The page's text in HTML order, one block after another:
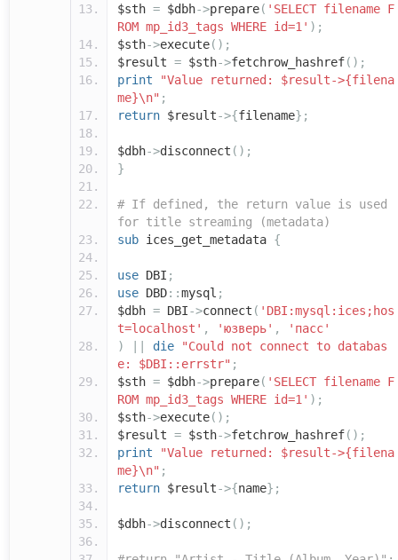
$sth = $dbh->prepare( 'SELECT filename F
ROM mp_id3_tags WHERE id=1' );
$sth->execute();
$result = $sth->fetchrow_hashref();
print
"Value returned: $result->{filena
me}\n" ;
return $result->{filename};
$dbh->disconnect ();
}
# If defined, the return value is used
for title streaming (metadata)
sub ices_get_metadata {
use DBI ;
use DBD::mysql ;
$dbh = DBI->connect ( 'DBI:mysql:ices;hos
t=localhost' , 'юзверь' ,
'пасс'
)
die
"Could not connect to databas
e: $DBI::errstr" ;
$sth = $dbh->prepare( 'SELECT filename F
ROM mp_id3_tags WHERE id=1' );
$sth->execute();
$result = $sth->fetchrow_hashref();
print
"Value returned: $result->{filena
me}\n" ;
return $result->{name};
$dbh->disconnect ();